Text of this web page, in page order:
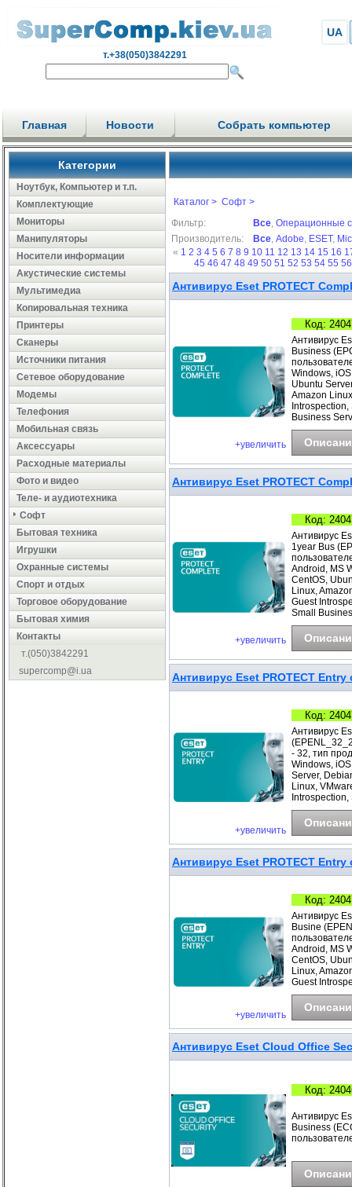
т.+38(050)3842291
UA
Главная Новости Собрать компьютер
Категории
Ноутбук, Компьютер и т.п.
Комплектующие
Мониторы
Манипуляторы
Носители информации
Акустические системы
Мультимедиа
Копировальная техника
Принтеры
Сканеры
Источники питания
Сетевое оборудование
Модемы
Телефония
Мобильная связь
Аксессуары
Расходные материалы
Фото и видео
Теле- и аудиотехника
Софт
Бытовая техника
Игрушки
Охранные системы
Cпорт и отдых
Торговое оборудование
Бытовая химия
Контакты
т.(050)3842291
supercomp@i.ua
Каталог > Софт >
Фильтр:
Все, Операционные
Производитель:
Все, Adobe, ESET,
« 1 2 3 4 5 6 7 8 9 10 11 12 13 14 15 16
45 46 47 48 49 50 51 52 53 54 55
Антивирус Eset PROTECT
+увеличить
Код:
Антивирус
Business
Windows,
Ubuntu
Amazon
Business
Антивирус Eset PROTECT
+увеличить
Код:
Антивирус
1year Bus
Android, MS
CentOS,
Linux,
Guest
Small
Антивирус Eset PROTECT
+увеличить
Код:
Антивирус
- 32, тип
Windows,
Server,
Linux,
Антивирус Eset PROTECT
+увеличить
Код:
Антивирус
Busine
Android, MS
CentOS,
Linux,
Guest
Антивирус Eset Cloud Office
Код:
Антивирус
Business